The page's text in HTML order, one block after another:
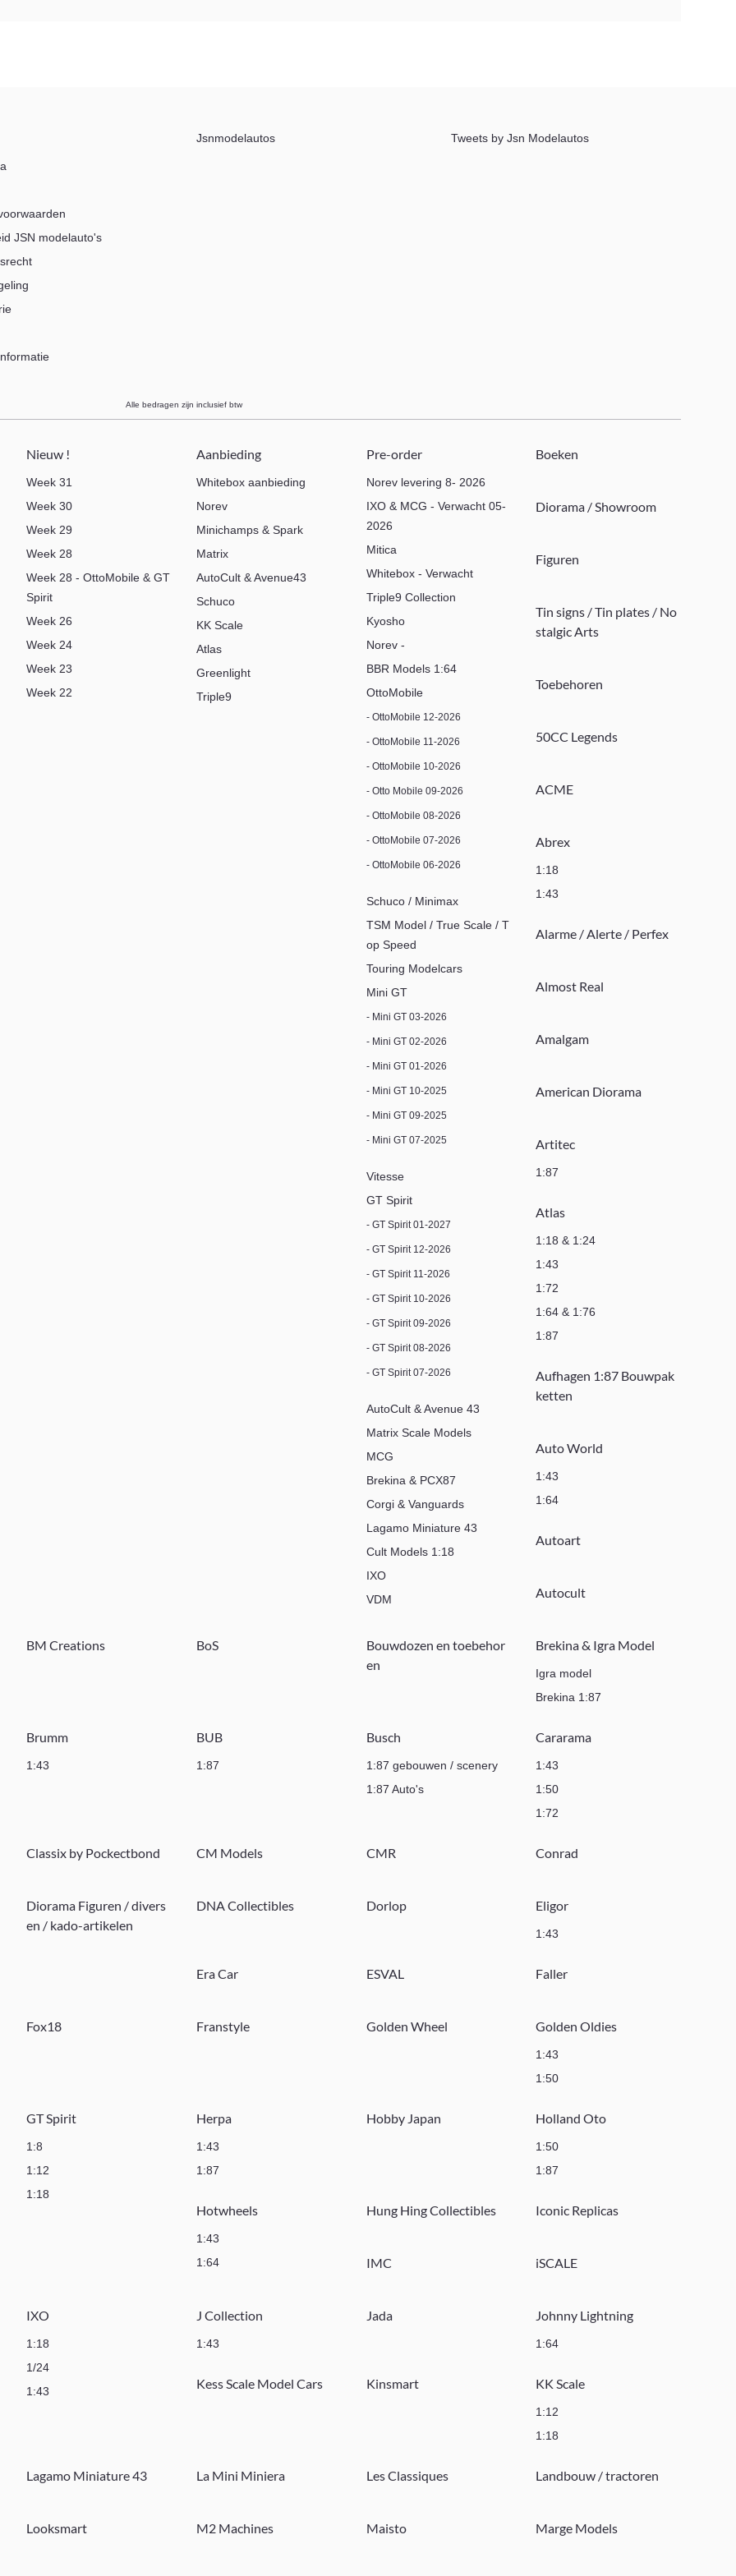
JSN modelauto's
Jsnmodelautos Tweets by Jsn Modelautos
Alle bedragen zijn inclusief btw
Nieuw !
Week 31
Week 30
Week 29
Week 28
Week 28 - OttoMobile & GT
Spirit
Week 26
Week 24
Week 23
Week 22
Aanbieding
Whitebox aanbieding
Norev
Minichamps & Spark
Matrix
AutoCult & Avenue43
Schuco
KK Scale
Atlas
Greenlight
Triple9
Pre-order
Norev levering 8- 2026
IXO & MCG - Verwacht 05-
2026
Mitica
Whitebox - Verwacht
Triple9 Collection
Kyosho
Norev -
BBR Models 1:64
OttoMobile
- OttoMobile 12-2026
- OttoMobile 11-2026
- OttoMobile 10-2026
- Otto Mobile 09-2026
- OttoMobile 08-2026
- OttoMobile 07-2026
- OttoMobile 06-2026
Schuco / Minimax
TSM Model / True Scale / T
op Speed
Touring Modelcars
Mini GT
- Mini GT 03-2026
- Mini GT 02-2026
- Mini GT 01-2026
- Mini GT 10-2025
- Mini GT 09-2025
- Mini GT 07-2025
Vitesse
GT Spirit
- GT Spirit 01-2027
- GT Spirit 12-2026
- GT Spirit 11-2026
- GT Spirit 10-2026
- GT Spirit 09-2026
- GT Spirit 08-2026
- GT Spirit 07-2026
AutoCult & Avenue 43
Matrix Scale Models
MCG
Brekina & PCX87
Corgi & Vanguards
Lagamo Miniature 43
Cult Models 1:18
IXO
VDM
Boeken
Diorama / Showroom
Figuren
Tin signs / Tin plates / No
stalgic Arts
Toebehoren
50CC Legends
ACME
Abrex
1:18
1:43
Alarme / Alerte / Perfex
Almost Real
Amalgam
American Diorama
Artitec
1:87
Atlas
1:18 & 1:24
1:43
1:72
1:64 & 1:76
1:87
Aufhagen 1:87 Bouwpak
ketten
Auto World
1:43
1:64
Autoart
Autocult
BM Creations BoS
Bouwdozen en toebehor
en
Brekina & Igra Model
Igra model
Brekina 1:87
Brumm
1:43
BUB
1:87
Busch
1:87 gebouwen / scenery
1:87 Auto's
Cararama
1:43
1:50
1:72
Classix by Pockectbond CM Models CMR Conrad
Diorama Figuren / divers
en / kado-artikelen
DNA Collectibles Dorlop Eligor
1:43
Era Car ESVAL Faller
Fox18 Franstyle Golden Wheel Golden Oldies
1:43
1:50
GT Spirit
1:8
1:12
1:18
Herpa
1:43
1:87
Hobby Japan Holland Oto
1:50
1:87
Hotwheels
1:43
1:64
Hung Hing Collectibles Iconic Replicas
IMC iSCALE
IXO
1:18
1/24
1:43
J Collection
1:43
Jada Johnny Lightning
1:64
Kess Scale Model Cars Kinsmart KK Scale
1:12
1:18
Lagamo Miniature 43 La Mini Miniera Les Classiques Landbouw / tractoren
Looksmart M2 Machines Maisto Marge Models